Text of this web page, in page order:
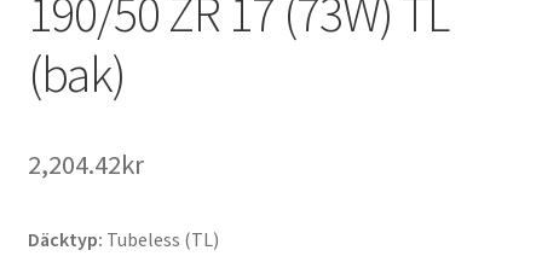
190/50 ZR 17 (73W) TL
(bak)
2,204.42kr
Däcktyp: Tubeless (TL)